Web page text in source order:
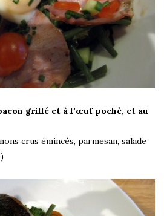
grillé et à l’œuf poché, et au
crus émincés, parmesan, salade